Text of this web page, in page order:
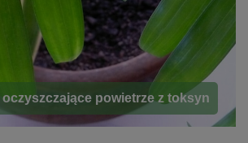
powietrze z toksyn